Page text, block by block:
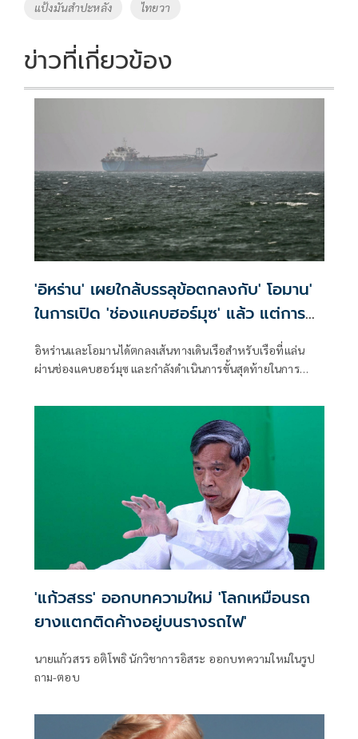
k
แป้งมันสำปะหลัง ไทยวา
ข่าวที่เกี่ยวข้อง
'อิหร่าน' เผยใกล้บรรลุข้อตกลงกับ' โอมาน'
ในการเปิด 'ช่องแคบฮอร์มุซ' แล้ว แต่การ
อิหร่านและโอมานได้ตกลงเส้นทางเดินเรือสำหรับเรือที่แล่น
ผ่านช่องแคบฮอร์มุซ และกำลังดำเนินการขั้นสุดท้ายในการ
กล่าวเมื่อวันพุธที่ผ่านมา แม้ว่าเหตุการณ์ด้านความมั่นคงล่าสุด
จะเน้นย้ำถึงความเสี่ยงที่ยังคงมีอยู่สำหรับการขนส่งทางเรือใน
'แก้วสรร' ออกบทความใหม่ 'โลกเหมือนรถ
ยางแตกติดค้างอยู่บนรางรถไฟ'
นายแก้วสรร อติโพธิ นักวิชาการอิสระ ออกบทความใหม่ในรูป
ถาม-ตอบ